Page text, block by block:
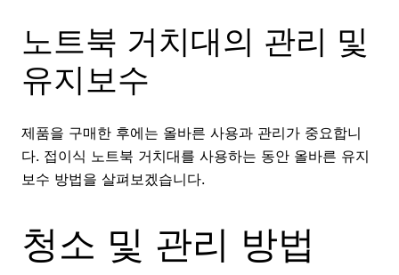
노트북 거치대의 관리 및
유지보수
제품을 구매한 후에는 올바른 사용과 관리가 중요합니
다. 접이식 노트북 거치대를 사용하는 동안 올바른 유지
보수 방법을 살펴보겠습니다.
청소 및 관리 방법